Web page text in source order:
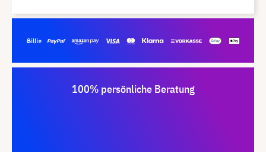
100% persönliche Beratung